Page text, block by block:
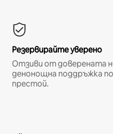
Резервирайте уверено
Отзиви от доверената
денонощна поддръжка
престой.